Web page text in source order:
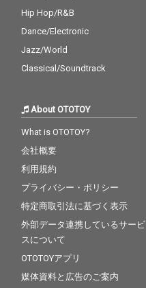
Hip Hop/R&B
Dance/Electronic
Jazz/World
Classical/Soundtrack
About OTOTOY
What is OTOTOY?
会社概要
利用規約
プライバシー・ポリシー
特定商取引法に基づく表示
外部データ連携しているサービ
スについて
OTOTOYアプリ
媒体資料と広告のご案内